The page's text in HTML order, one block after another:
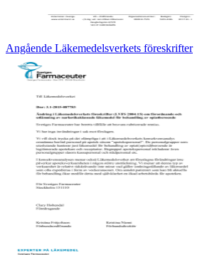
Angående Läkemedelsverkets föreskrifter